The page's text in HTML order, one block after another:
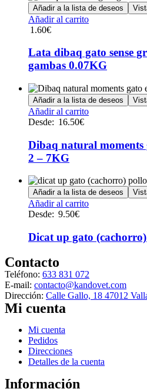
pueden
elegir
página
de
Añadir a la lista de deseos
Añadir al carrito
1.60€
Lata dibaq gato sense
gambas 0.07KG
Añadir a la lista de deseos
Añadir al carritoEste
múltiples
variantes.
se
pueden
elegir
página
Desde: 16.50€
Dibaq natural moments
2 – 7KG
Añadir a la lista de deseos
Añadir al carritoEste
múltiples
variantes.
se
pueden
elegir
Desde: 9.50€
Dicat up gato
Contacto
Teléfono: 633 831 072
E-mail: contacto@kandovet.com
Dirección: Calle Gallo, 18 47012
Mi cuenta
Menú
Mi cuenta
Pedidos
Direcciones
Detalles de la cuenta
Información